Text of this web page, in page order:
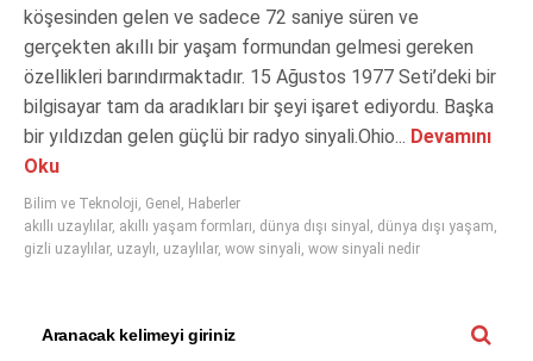
köşesinden gelen ve sadece 72 saniye süren ve
gerçekten akıllı bir yaşam formundan gelmesi gereken
özellikleri barındırmaktadır. 15 Ağustos 1977 Seti’deki bir
bilgisayar tam da aradıkları bir şeyi işaret ediyordu. Başka
bir yıldızdan gelen güçlü bir radyo sinyali.Ohio... Devamını
Oku
Bilim ve Teknoloji Genel
Haberler
akıllı uzaylılar, akıllı yaşam formları dünya dışı sinyal dünya dışı yaşam
gizli uzaylılar, uzaylı uzaylılar, wow sinyali wow sinyali nedir